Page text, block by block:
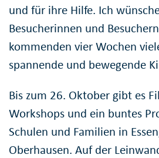
und für ihre Hilfe. Ich
Besucherinnen und
kommenden vier Wochen
spannende und bewegende
Bis zum 26. Oktober gibt es
Workshops und ein buntes
Schulen und Familien in
Oberhausen. Auf der